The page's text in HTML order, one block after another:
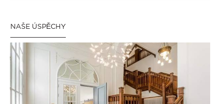
NAŠE ÚSPĚCHY